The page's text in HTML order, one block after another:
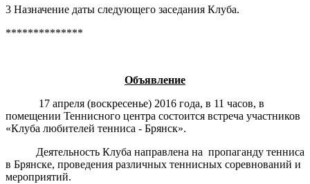
3 Назначение даты следующего заседания Клуба.
**************
Объявление
17 апреля (воскресенье) 2016 года, в 11 часов, в
помещении Теннисного центра состоится встреча участников
«Клуба любителей тенниса - Брянск».
Деятельность Клуба направлена на пропаганду тенниса
в Брянске, проведения различных теннисных соревнований и
мероприятий.